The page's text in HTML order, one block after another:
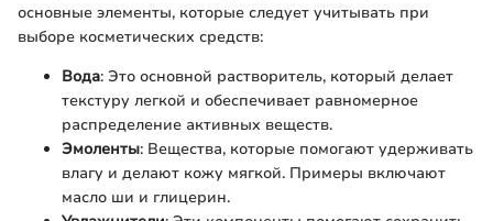
основные элементы, которые следует учитывать при
выборе косметических средств:
Вода: Это основной растворитель, который делает
текстуру легкой и обеспечивает равномерное
распределение активных веществ.
Эмоленты: Вещества, которые помогают удерживать
влагу и делают кожу мягкой. Примеры включают
масло ши и глицерин.